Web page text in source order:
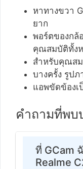
หาทางขวา
ยาก
พอร์ตของกล้
คุณสมบัติทั้ง
สำหรับคุณส
บางครั้ง รูป
แอพขัดข้องเ
คำถามที่พบ
ที่ GCam
Realme